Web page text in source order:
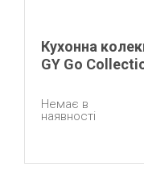
Кухонна
GY Go
Немає в
наявності